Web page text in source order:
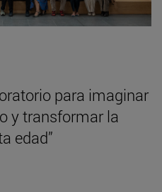
para imaginar
y transformar la
edad”